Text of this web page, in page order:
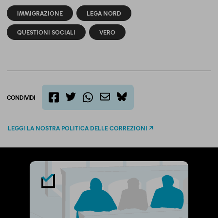
IMMIGRAZIONE LEGA NORD
QUESTIONI SOCIALI VERO
CONDIVIDI
bluesky
LEGGI LA NOSTRA POLITICA DELLE CORREZIONI